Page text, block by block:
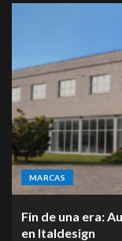
MARCAS
Fin de una era:
en Italdesign